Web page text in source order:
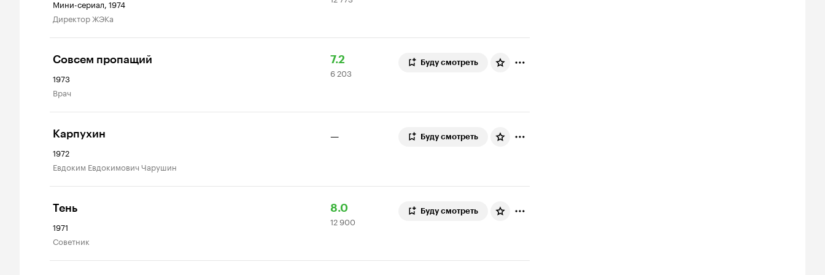
Мини-сериал, 1974
директор ЖЭКа
Совсем пропащий
1973
врач
Рейтинг
Кинопоиска
7.2
6
203
6 203
Буду смотреть
Карпухин
1972
Евдоким Евдокимович Чарушин
— Буду смотреть
Тень
1971
советник
Рейтинг
Кинопоиска
8.0
12
900
12 900
Буду смотреть